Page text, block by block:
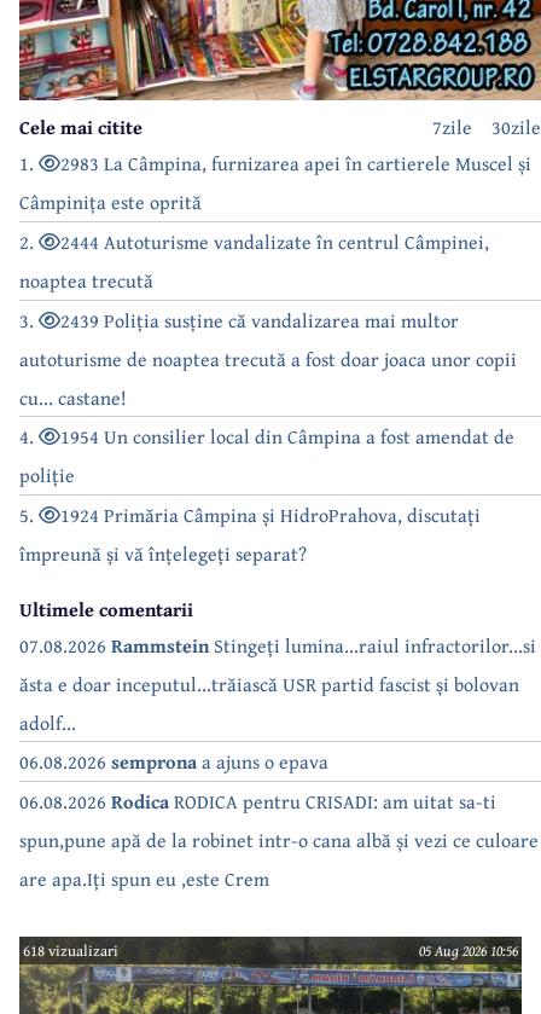
30zile
7zile
Cele mai citite
1.
2983 La Câmpina, furnizarea apei în cartierele Muscel și
Câmpinița este oprită
2.
2444 Autoturisme vandalizate în centrul Câmpinei,
noaptea trecută
3.
2439 Poliția susține că vandalizarea mai multor
autoturisme de noaptea trecută a fost doar joaca unor copii
cu... castane!
4.
1954 Un consilier local din Câmpina a fost amendat de
poliție
5.
1924 Primăria Câmpina și HidroPrahova, discutați
împreună și vă înțelegeți separat?
Ultimele comentarii
07.08.2026 RammsteinStingeți lumina...raiul infractorilor...si
ăsta e doar inceputul...trăiască USR partid fascist și bolovan
adolf...
06.08.2026 sempronaa ajuns o epava
06.08.2026 RodicaRODICA pentru CRISADI: am uitat sa-ti
spun,pune apă de la robinet intr-o cana albă și vezi ce culoare
are apa.Iți spun eu ,este Crem
618 vizualizari 05 Aug 2026 10:56